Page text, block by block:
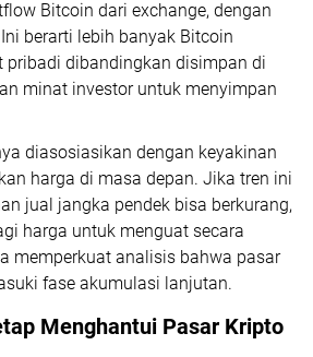
Bitcoin dari exchange, dengan
berarti lebih banyak Bitcoin
pribadi dibandingkan disimpan di
minat investor untuk menyimpan
diasosiasikan dengan keyakinan
harga di masa depan. Jika tren ini
jual jangka pendek bisa berkurang,
harga untuk menguat secara
memperkuat analisis bahwa pasar
fase akumulasi lanjutan.
Menghantui Pasar Kripto